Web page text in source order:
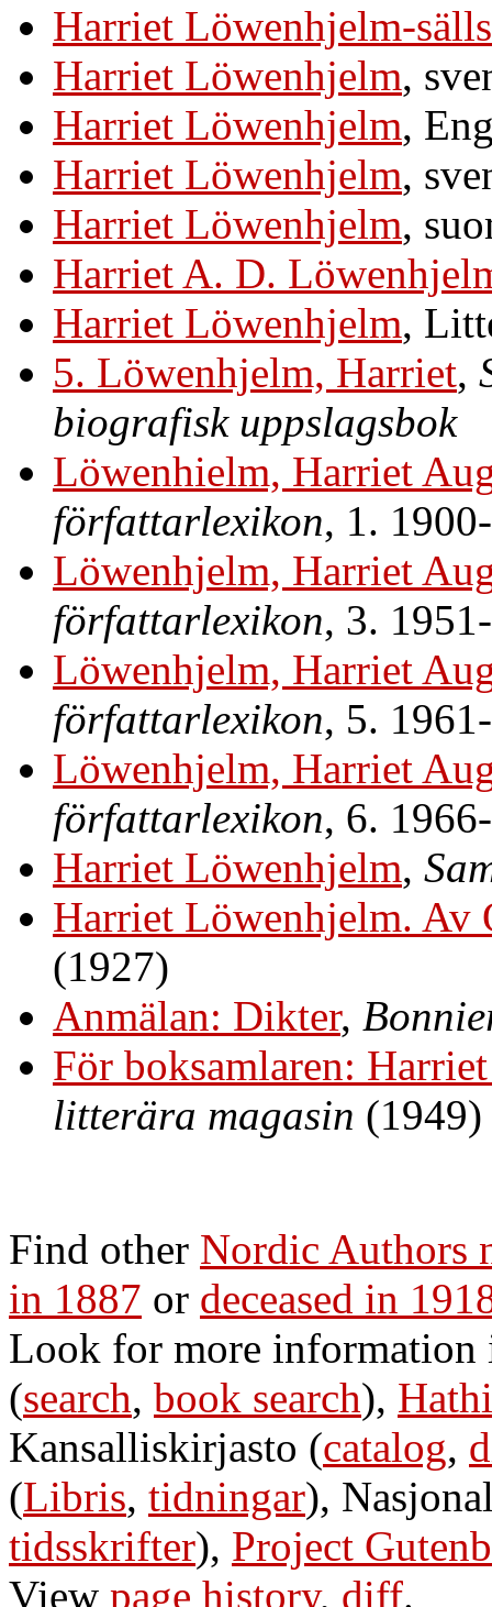
Harriet Löwenhjelm-
Harriet Löwenhjelm,
Harriet Löwenhjelm,
Harriet Löwenhjelm,
Harriet Löwenhjelm,
Harriet A. D.
Harriet Löwenhjelm,
5. Löwenhjelm, Harriet,
biografisk uppslagsbok
Löwenhielm, Harriet
författarlexikon, 1.
Löwenhjelm, Harriet
författarlexikon, 3.
Löwenhjelm, Harriet
författarlexikon, 5.
Löwenhjelm, Harriet
författarlexikon, 6.
Harriet Löwenhjelm,
Harriet Löwenhjelm. Av
(1927)
Anmälan: Dikter,
För boksamlaren:
litterära magasin (1949)
Find other Nordic Authors
in 1887 or deceased in
Look for more
(search, book search),
Kansalliskirjasto (catalog,
(Libris, tidningar),
tidsskrifter), Project
View page history, diff.